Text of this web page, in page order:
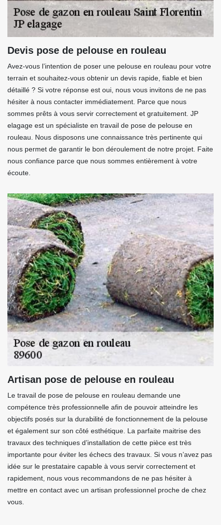
Devis pose de pelouse en rouleau
Avez-vous l’intention de poser une pelouse en rouleau pour votre
terrain et souhaitez-vous obtenir un devis rapide, fiable et bien
détaillé ? Si votre réponse est oui, nous vous invitons de ne pas
hésiter à nous contacter immédiatement. Parce que nous
sommes prêts à vous servir correctement et gratuitement. JP
elagage est un spécialiste en travail de pose de pelouse en
rouleau. Nous disposons une connaissance très pertinente qui
nous permet de garantir le bon déroulement de notre projet. Faite
nous confiance parce que nous sommes entièrement à votre
écoute.
Artisan pose de pelouse en rouleau
Le travail de pose de pelouse en rouleau demande une
compétence très professionnelle afin de pouvoir atteindre les
objectifs posés sur la durabilité de fonctionnement de la pelouse
et également sur son côté esthétique. La parfaite maitrise des
travaux des techniques d’installation de cette pièce est très
importante pour éviter les échecs des travaux. Si vous n’avez pas
idée sur le prestataire capable à vous servir correctement et
rapidement, nous vous recommandons de ne pas hésiter à
mettre en contact avec un artisan professionnel proche de chez
vous.